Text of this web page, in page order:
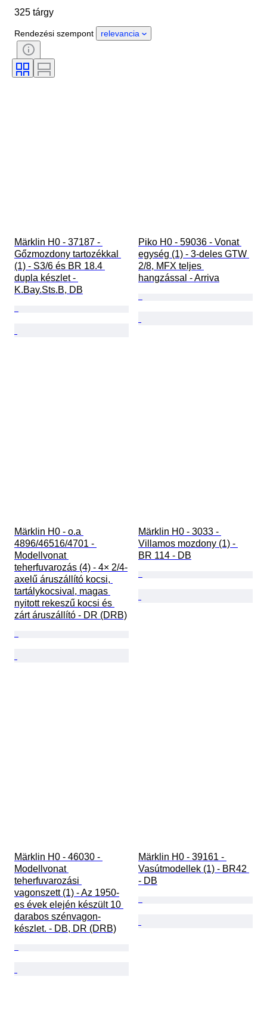
Extrák
Vasúti társaság
Korszak
325 tárgy
Rendezési szempont relevancia
Märklin H0 - 37187 -
Gőzmozdony tartozékkal
(1) - S3/6 és BR 18.4
dupla készlet -
K.Bay.Sts.B, DB
Piko H0 - 59036 - Vonat
egység (1) - 3-deles GTW
2/8, MFX teljes
hangzással - Arriva
Märklin H0 - o.a
4896/46516/4701 -
Modellvonat
teherfuvarozás (4) - 4× 2/4-
axelű áruszállító kocsi,
tartálykocsival, magas
nyitott rekeszű kocsi és
zárt áruszállító - DR (DRB)
Märklin H0 - 3033 -
Villamos mozdony (1) -
BR 114 - DB
Märklin H0 - 46030 -
Modellvonat
teherfuvarozási
vagonszett (1) - Az 1950-
es évek elején készült 10
darabos szénvagon-
készlet. - DB, DR (DRB)
Märklin H0 - 39161 -
Vasútmodellek (1) - BR42
- DB